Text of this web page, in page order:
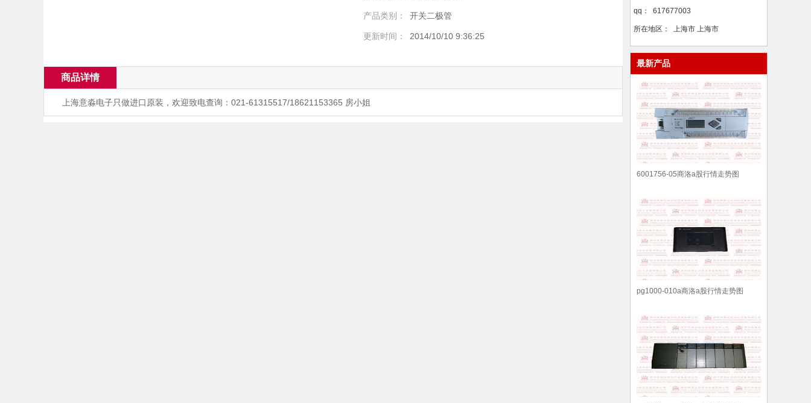
产品类别： 开关二极管
更新时间： 2014/10/10 9:36:25
商品详情
上海意淼电子只做进口原装，欢迎致电查询：021-61315517/18621153365 房小姐
qq： 617677003
所在地区： 上海市 上海市
最新产品
6001756-05商洛a股行情走势图
pg1000-010a商洛a股行情走势图